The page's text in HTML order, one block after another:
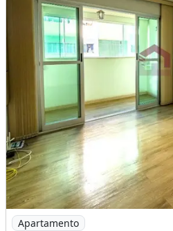
Imagem: PIAZZA DORO - 02
Apartamento